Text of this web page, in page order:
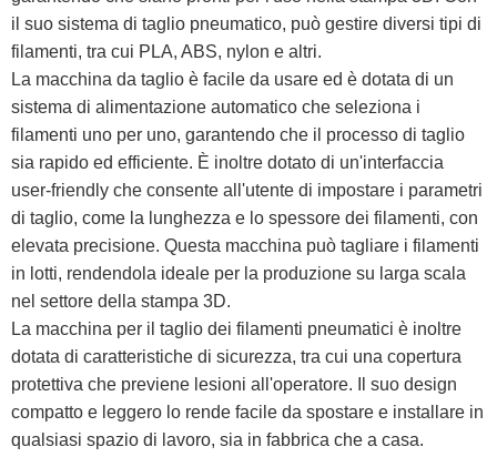
il suo sistema di taglio pneumatico, può gestire diversi tipi di
filamenti, tra cui PLA, ABS, nylon e altri.
La macchina da taglio è facile da usare ed è dotata di un
sistema di alimentazione automatico che seleziona i
filamenti uno per uno, garantendo che il processo di taglio
sia rapido ed efficiente. È inoltre dotato di un'interfaccia
user-friendly che consente all'utente di impostare i parametri
di taglio, come la lunghezza e lo spessore dei filamenti, con
elevata precisione. Questa macchina può tagliare i filamenti
in lotti, rendendola ideale per la produzione su larga scala
nel settore della stampa 3D.
La macchina per il taglio dei filamenti pneumatici è inoltre
dotata di caratteristiche di sicurezza, tra cui una copertura
protettiva che previene lesioni all'operatore. Il suo design
compatto e leggero lo rende facile da spostare e installare in
qualsiasi spazio di lavoro, sia in fabbrica che a casa.